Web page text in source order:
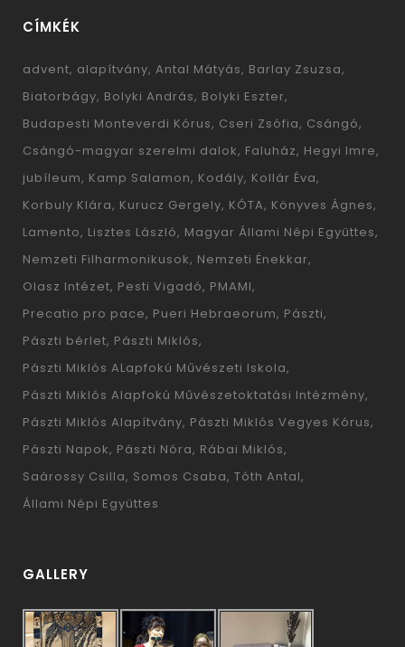
CÍMKÉK
advent alapítvány Antal Mátyás Barlay Zsuzsa
Biatorbágy Bolyki András Bolyki Eszter
Budapesti Monteverdi Kórus Cseri Zsófia Csángó
Csángó-magyar szerelmi dalok Faluház Hegyi Imre
jubíleum Kamp Salamon Kodály Kollár Éva
Korbuly Klára Kurucz Gergely KÓTA Könyves Ágnes
Lamento Lisztes László Magyar Állami Népi Együttes
Nemzeti Filharmonikusok Nemzeti Énekkar
Olasz Intézet Pesti Vigadó PMAMI
Precatio pro pace Pueri Hebraeorum Pászti
Pászti bérlet Pászti Miklós
Pászti Miklós ALapfokú Művészeti Iskola
Pászti Miklós Alapfokú Művészetoktatási Intézmény
Pászti Miklós Alapítvány Pászti Miklós Vegyes Kórus
Pászti Napok Pászti Nóra Rábai Miklós
Saárossy Csilla Somos Csaba Tóth Antal
Állami Népi Együttes
GALLERY